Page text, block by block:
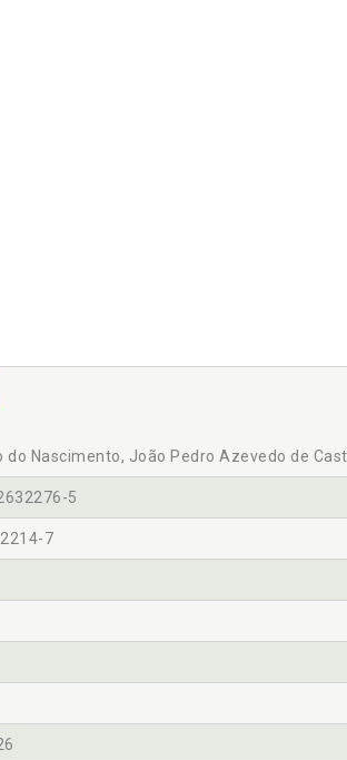
do Nascimento, João Pedro Azevedo de
5
7